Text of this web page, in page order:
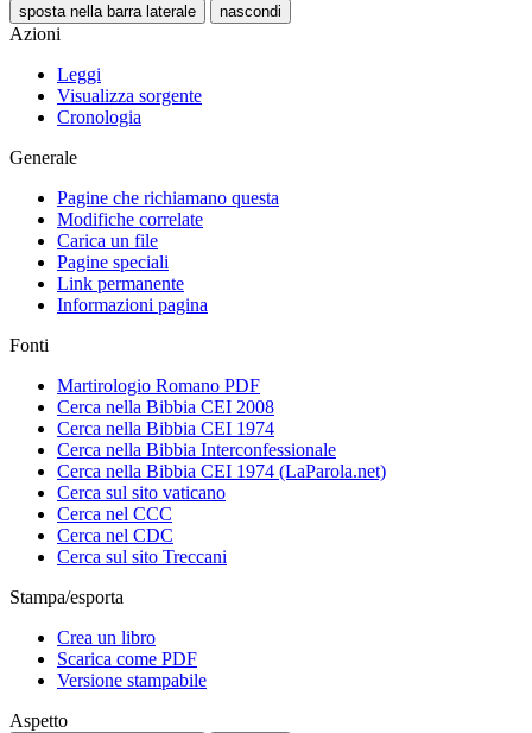
sposta nella barra laterale nascondi
Azioni
Leggi
Visualizza sorgente
Cronologia
Generale
Pagine che richiamano questa
Modifiche correlate
Carica un file
Pagine speciali
Link permanente
Informazioni pagina
Fonti
Martirologio Romano PDF
Cerca nella Bibbia CEI 2008
Cerca nella Bibbia CEI 1974
Cerca nella Bibbia Interconfessionale
Cerca nella Bibbia CEI 1974 (LaParola.net)
Cerca sul sito vaticano
Cerca nel CCC
Cerca nel CDC
Cerca sul sito Treccani
Stampa/esporta
Crea un libro
Scarica come PDF
Versione stampabile
Aspetto